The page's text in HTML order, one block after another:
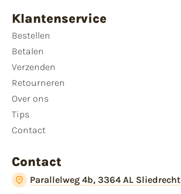
Klantenservice
Bestellen
Betalen
Verzenden
Retourneren
Over ons
Tips
Contact
Contact
Parallelweg 4b, 3364 AL Sliedrecht